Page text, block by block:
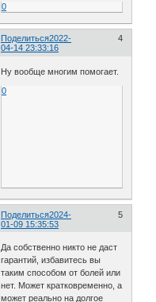
0
Поделиться 4
2022-
04-14 23:33:16
Ну вообще многим помогает.
0
Поделиться 5
2024-
01-09 15:35:53
Да собственно никто не даст
гарантий, избавитесь вы
таким способом от болей или
нет. Может кратковременно, а
может реально на долгое